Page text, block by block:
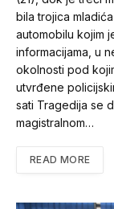
bila trojica
automobilu kojim
informacijama, u
okolnosti pod
utvrđene
sati Tragedija se
magistralnom…
READ MORE